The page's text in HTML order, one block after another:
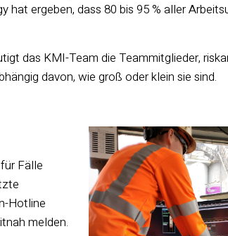
hat ergeben, dass 80 bis 95 % aller
das KMI-Team die Teammitglieder,
davon, wie groß oder klein sie sind.
Fälle
Hotline
melden.